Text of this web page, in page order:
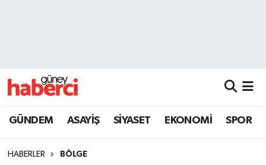
GÜNDEM ASAYİŞ SİYASET EKONOMİ SPOR
HABERLER BÖLGE
Beyoğlu Trafik Yoğunluk Haritası